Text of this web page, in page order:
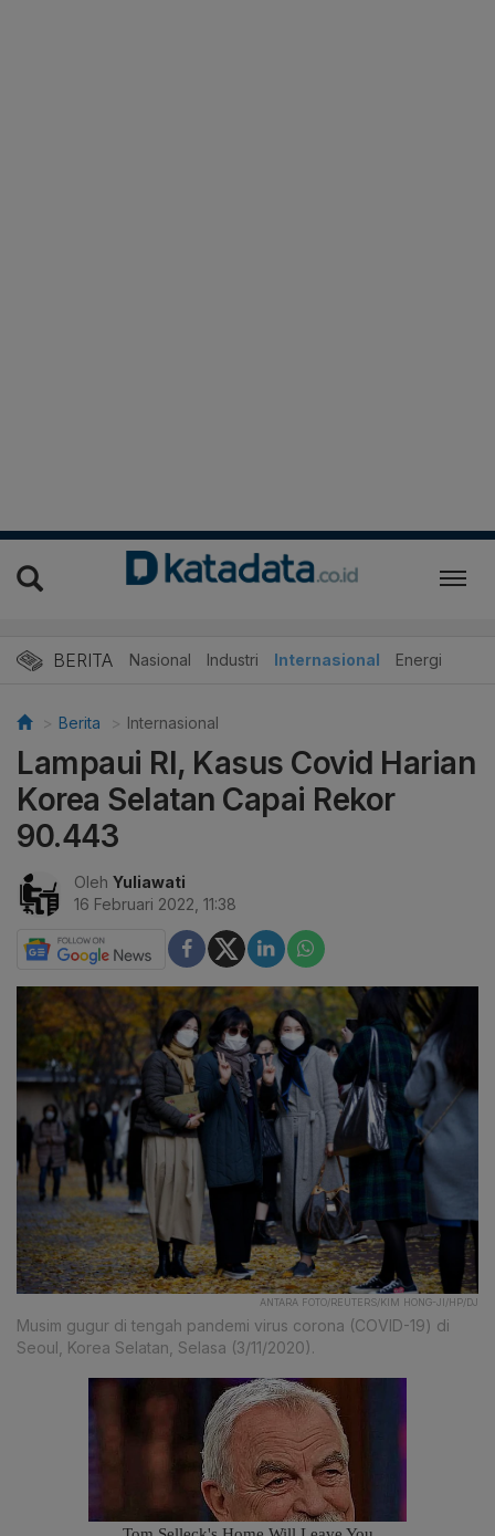
BERITA Nasional Industri Internasional Energi
Berita Internasional
Lampaui RI, Kasus Covid Harian
Korea Selatan Capai Rekor
90.443
Oleh Yuliawati
16 Februari 2022, 11:38
ANTARA FOTO/REUTERS/KIM HONG-JI/HP/DJ
Musim gugur di tengah pandemi virus corona (COVID-19) di
Seoul, Korea Selatan, Selasa (3/11/2020).